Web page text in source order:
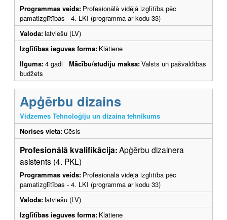
Programmas veids: Profesionālā vidējā izglītība pēc
pamatizglītības - 4. LKI (programma ar kodu 33)
Valoda:latviešu (LV)
Izglītības ieguves forma: Klātiene
Ilgums:4 gadi Mācību/studiju maksa:Valsts un pašvaldības
budžets
Apģērbu dizains
Vidzemes Tehnoloģiju un dizaina tehnikums
Norises vieta:Cēsis
Profesionālā kvalifikācija:Apģērbu dizainera
asistents (4. PKL)
Programmas veids: Profesionālā vidējā izglītība pēc
pamatizglītības - 4. LKI (programma ar kodu 33)
Valoda:latviešu (LV)
Izglītības ieguves forma: Klātiene